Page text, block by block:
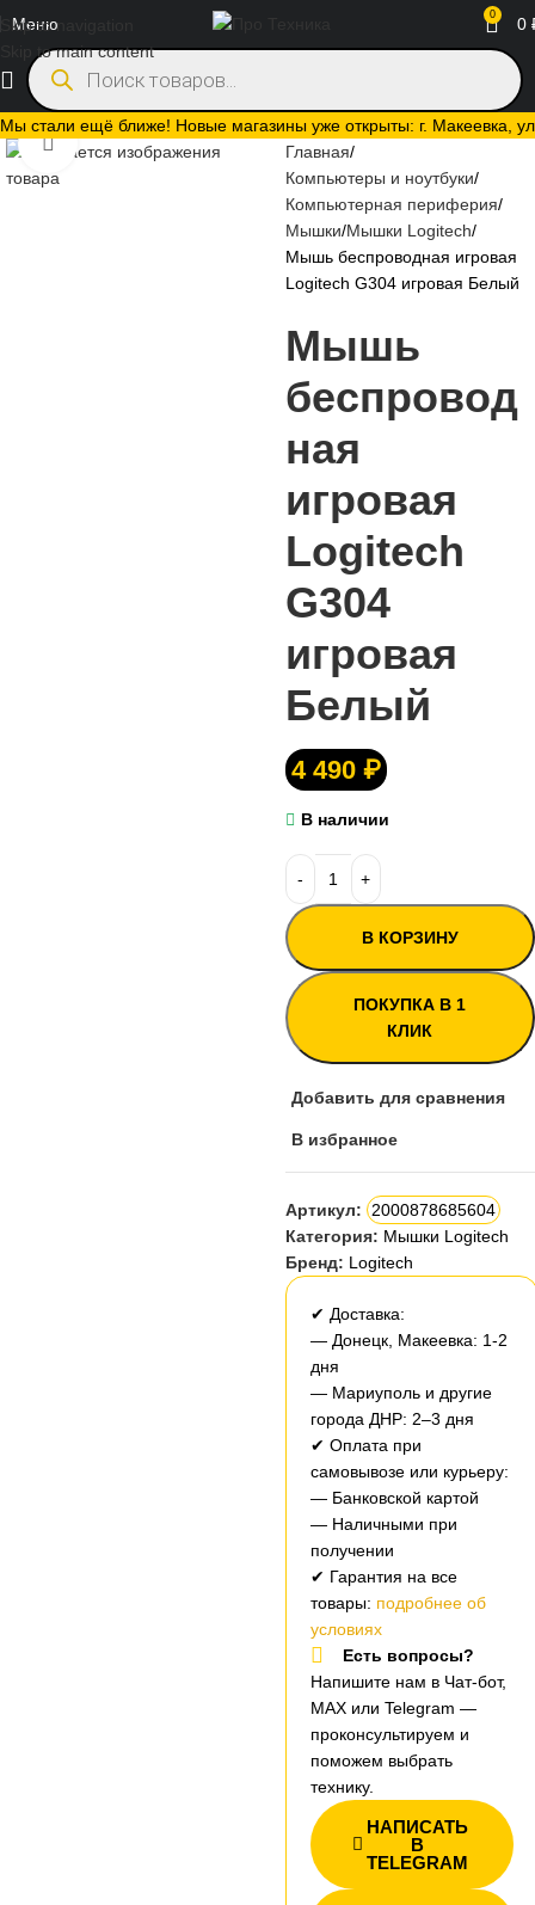
Skip to navigation
Skip to main content
Мы стали ещё ближе! Новые магазины уже открыты: г. Макеевка,
Меню 0 0
Нажмите, чтобы увеличитьГлавная
Компьютеры и ноутбуки
Компьютерная периферия
Мышки Мышки Logitech
Мышь беспроводная игровая
Logitech G304 игровая Белый
Мышь
беспровод
ная
игровая
Logitech
G304
игровая
Белый
4 490 ₽
В наличии
В КОРЗИНУ
ПОКУПКА В 1
КЛИК
Добавить для сравнения
В избранное
Артикул:
2000878685604
Категория: Мышки Logitech
Бренд: Logitech
✔ Доставка:
— Донецк, Макеевка: 1-2
дня
— Мариуполь и другие
города ДНР: 2–3 дня
✔ Оплата при
самовывозе или курьеру:
— Банковской картой
— Наличными при
получении
✔ Гарантия на все
товары: подробнее об
условиях
Есть вопросы?
Напишите нам в Чат-бот,
MAX или Telegram —
проконсультируем и
поможем выбрать
технику.
НАПИСАТЬ
В
TELEGRAM